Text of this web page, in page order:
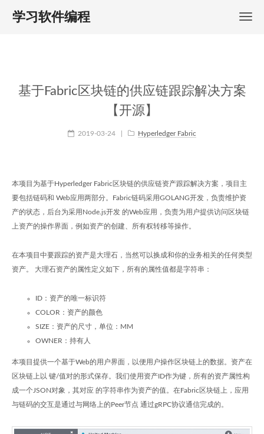
学习软件编程
基于Fabric区块链的供应链跟踪解决方案
【开源】
2019-03-24 Hyperledger Fabric
本项目为基于Hyperledger Fabric区块链的供应链资产跟踪解决方案，项目主
要包括链码和 Web应用两部分。Fabric链码采用GOLANG开发，负责维护资
产的状态，后台为采用Node.js开发 的Web应用，负责为用户提供访问区块链
上资产的操作界面，例如资产的创建、所有权转移等操作。
在本项目中要跟踪的资产是大理石，当然可以换成和你的业务相关的任何类型
资产。 大理石资产的属性定义如下，所有的属性值都是字符串：
ID：资产的唯一标识符
COLOR：资产的颜色
SIZE：资产的尺寸，单位：MM
OWNER：持有人
本项目提供一个基于Web的用户界面，以便用户操作区块链上的数据。资产在
区块链上以 键/值对的形式保存。我们使用资产ID作为键，所有的资产属性构
成一个JSON对象，其对应 的字符串作为资产的值。在Fabric区块链上，应用
与链码的交互是通过与网络上的Peer节点 通过gRPC协议通信完成的。